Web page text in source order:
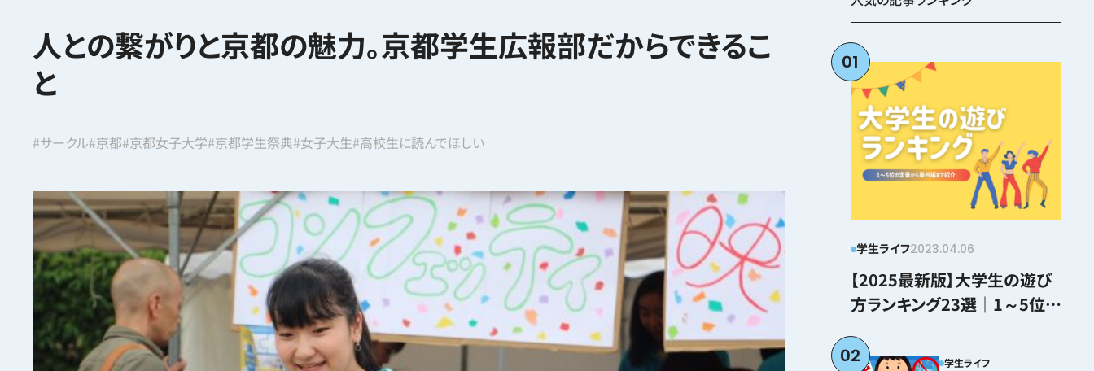
人との繋がりと京都の魅力。京都学生広報部だからできるこ
と
#サークル#京都#京都女子大学#京都学生祭典#女子大生#高校生に読んでほしい
01
学生ライフ2023.04.06
【2025最新版】大学生の遊び
方ランキング23選｜1～5位の
02 学生ライフ